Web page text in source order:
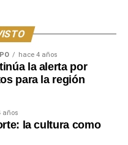
hace 4 años
la alerta por
para la región
años
la cultura como